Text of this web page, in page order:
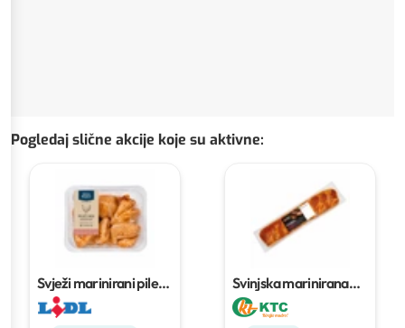
Pogledaj slične akcije koje su aktivne:
Svježi marinirani pileći
mix cca 500 g
Svinjska marinirana
rebra vp